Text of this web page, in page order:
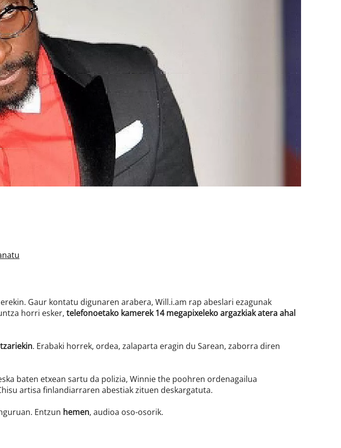
Gaur kontatu digunaren arabera, Will.i.am rap abeslari ezagunak
horri esker, telefonoetako kamerek 14 megapixeleko argazkiak atera ahal
. Erabaki horrek, ordea, zalaparta eragin du Sarean, zaborra diren
baten etxean sartu da polizia, Winnie the poohren ordenagailua
artisa finlandiarraren abestiak zituen deskargatuta.
Entzun hemen, audioa oso-osorik.